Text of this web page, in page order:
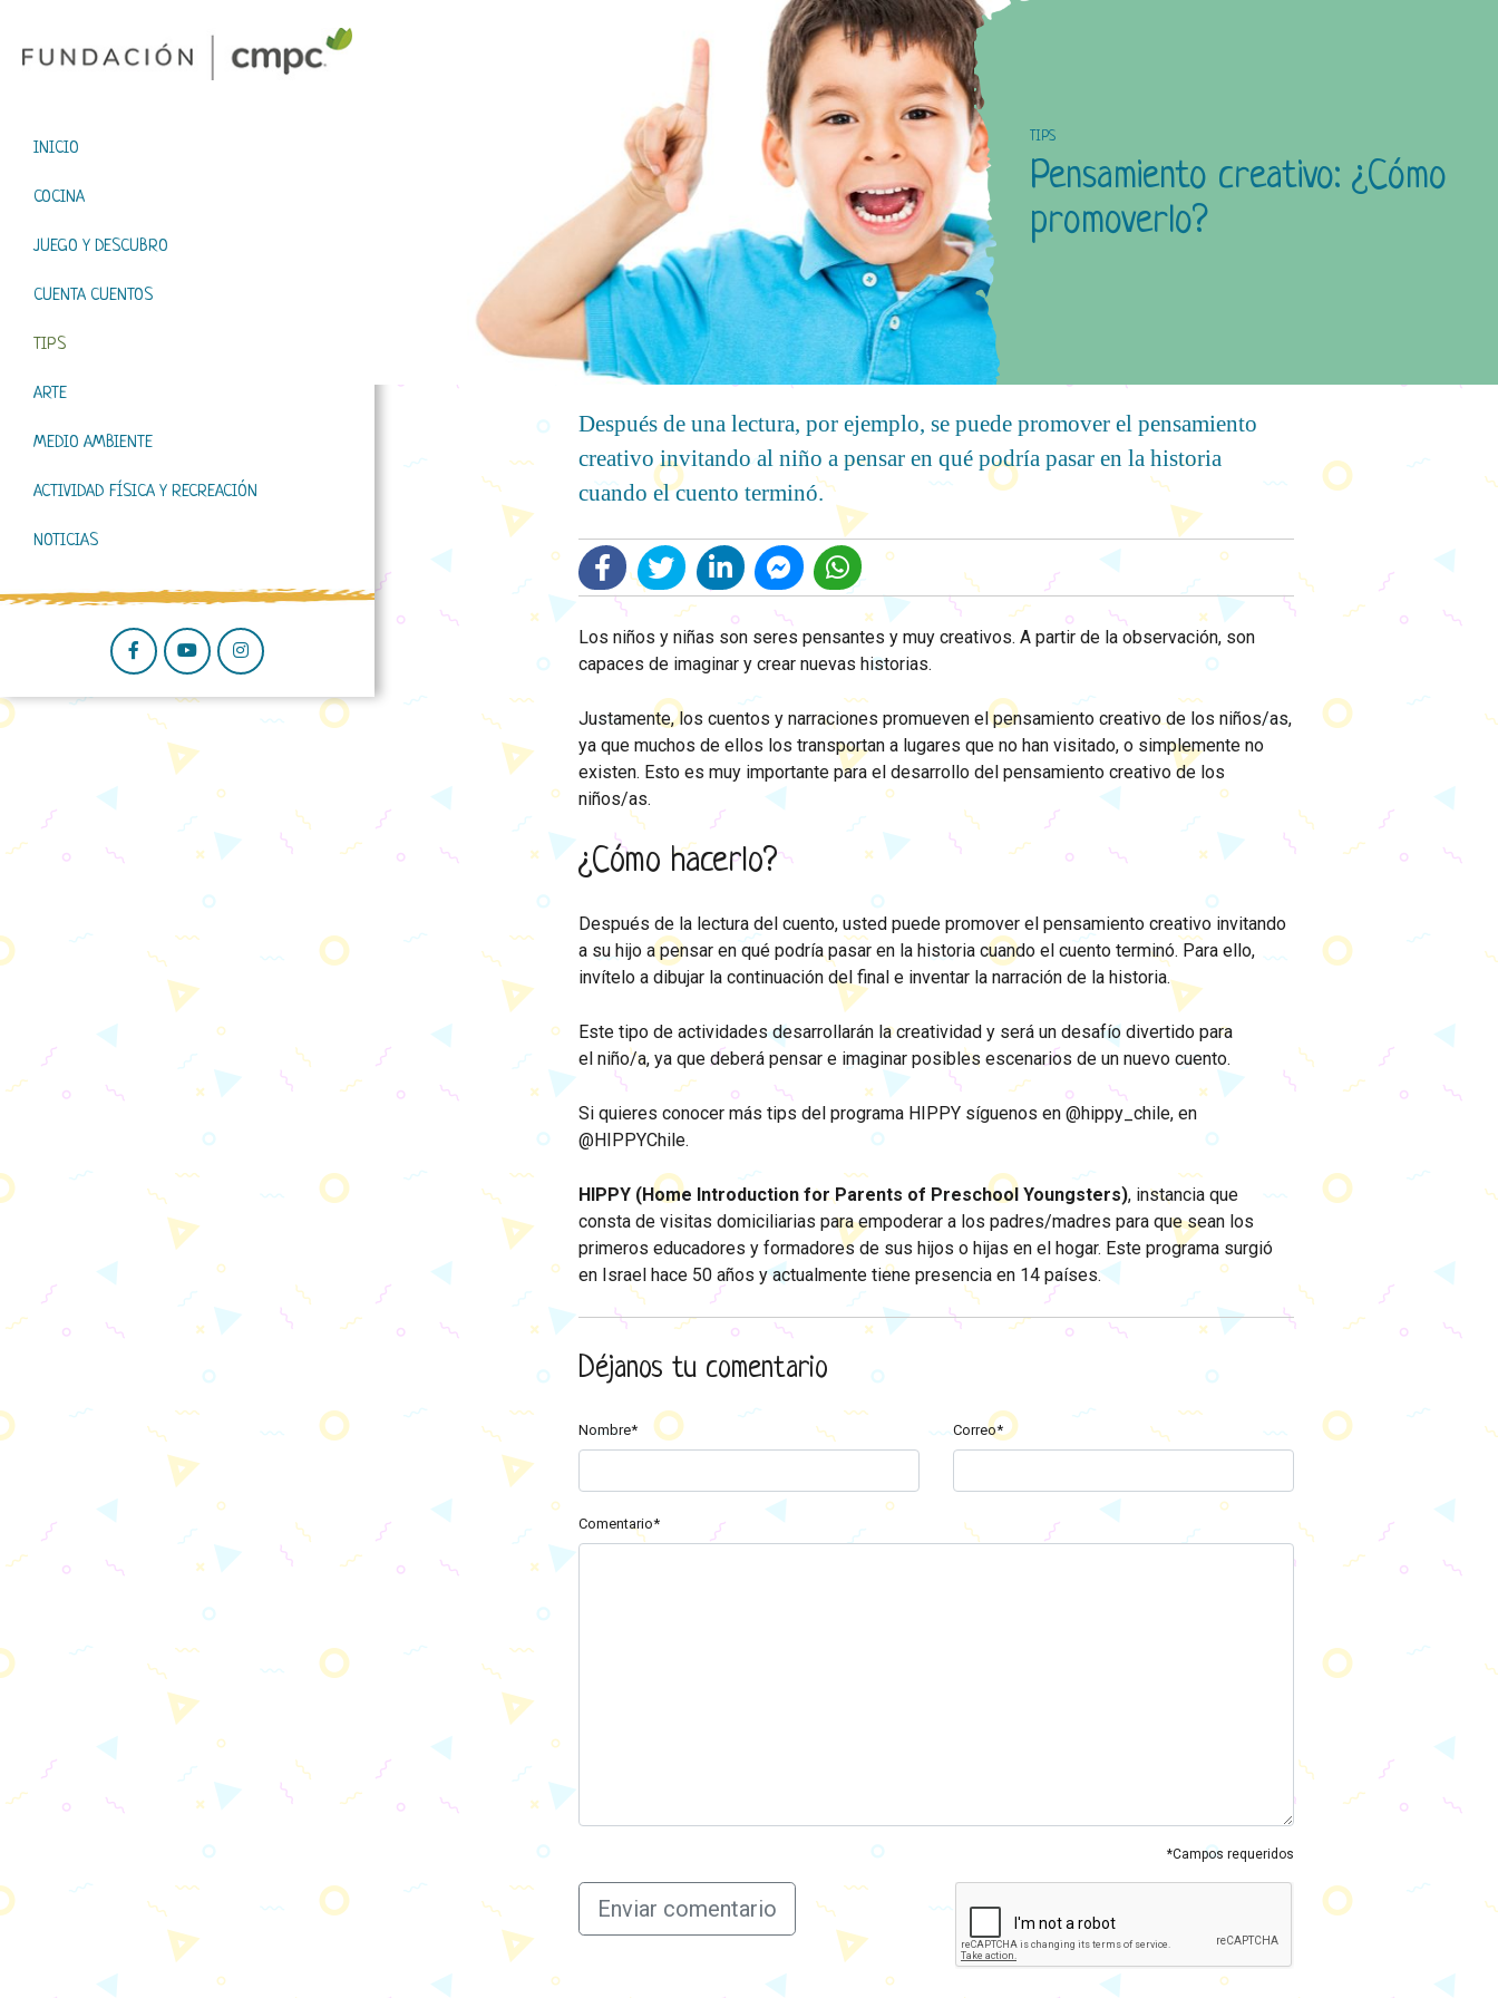
INICIO
COCINA
JUEGO Y DESCUBRO
CUENTA CUENTOS
TIPS
ARTE
MEDIO AMBIENTE
ACTIVIDAD FÍSICA Y RECREACIÓN
NOTICIAS
TIPS
Pensamiento creativo: ¿Cómo
promoverlo?
Después de una lectura, por ejemplo, se puede promover el pensamiento
creativo invitando al niño a pensar en qué podría pasar en la historia
cuando el cuento terminó.
Los niños y niñas son seres pensantes y muy creativos. A partir de la observación, son
capaces de imaginar y crear nuevas historias.
Justamente, los cuentos y narraciones promueven el pensamiento creativo de los niños/as,
ya que muchos de ellos los transportan a lugares que no han visitado, o simplemente no
existen. Esto es muy importante para el desarrollo del pensamiento creativo de los
niños/as.
¿Cómo hacerlo?
Después de la lectura del cuento, usted puede promover el pensamiento creativo invitando
a su hijo a pensar en qué podría pasar en la historia cuando el cuento terminó. Para ello,
invítelo a dibujar la continuación del final e inventar la narración de la historia.
Este tipo de actividades desarrollarán la creatividad y será un desafío divertido para
el niño/a, ya que deberá pensar e imaginar posibles escenarios de un nuevo cuento.
Si quieres conocer más tips del programa HIPPY síguenos en @hippy_chile, en
@HIPPYChile.
HIPPY (Home Introduction for Parents of Preschool Youngsters), instancia que
consta de visitas domiciliarias para empoderar a los padres/madres para que sean los
primeros educadores y formadores de sus hijos o hijas en el hogar. Este programa surgió
en Israel hace 50 años y actualmente tiene presencia en 14 países.
Déjanos tu comentario
Nombre* Correo*
Comentario*
*Campos requeridos